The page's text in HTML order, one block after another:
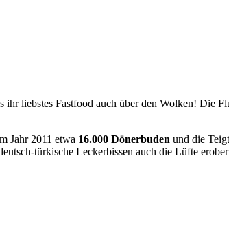
liebstes Fastfood auch über den Wolken! Die
Jahr 2011 etwa 16.000 Dönerbuden und die
türkische Leckerbissen auch die Lüfte